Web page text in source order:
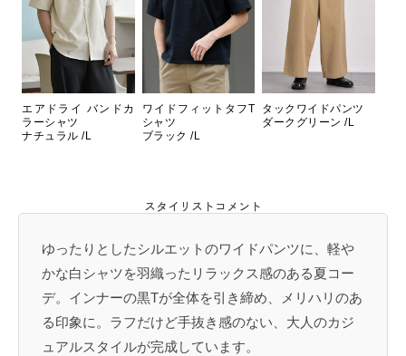
エアドライ バンドカ
ラーシャツ
ナチュラル /L
ワイドフィットタフT
シャツ
ブラック /L
タックワイドパンツ
ダークグリーン /L
スタイリストコメント
ゆったりとしたシルエットのワイドパンツに、軽や
かな白シャツを羽織ったリラックス感のある夏コー
デ。インナーの黒Tが全体を引き締め、メリハリのあ
る印象に。ラフだけど手抜き感のない、大人のカジ
ュアルスタイルが完成しています。